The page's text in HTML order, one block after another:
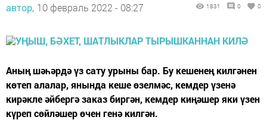
автор, 10 февраль 2022 - 08:27 1831 0 0
Аның шәһәрдә үз сату урыны бар. Бу кешенең килгәнен
көтеп алалар, янында кеше өзелмәс, кемдер үзенә
кирәкле әйбергә заказ биргән, кемдер киңәшер яки үзен
күреп сөйләшер өчен генә килгән.